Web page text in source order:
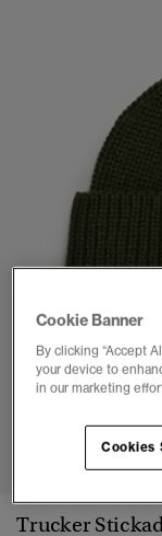
Trucker
Cookie Banner
By clicking “Accept
your device to
in our marketing
Cookies